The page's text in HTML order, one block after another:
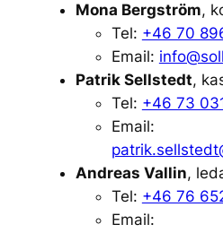
Mona Bergström,
Tel: +46 70
Email:
Patrik Sellstedt,
Tel: +46 73
Email:
Andreas Vallin,
Tel: +46 76
Email: